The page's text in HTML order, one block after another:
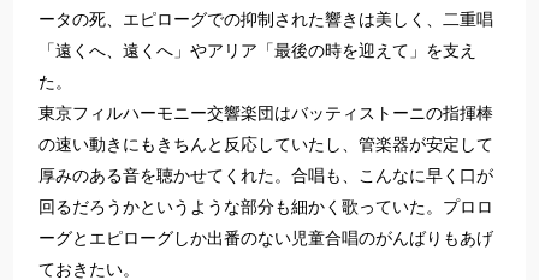
ータの死、エピローグでの抑制された響きは美しく、二重唱
「遠くへ、遠くへ」やアリア「最後の時を迎えて」を支え
た。
東京フィルハーモニー交響楽団はバッティストーニの指揮棒
の速い動きにもきちんと反応していたし、管楽器が安定して
厚みのある音を聴かせてくれた。合唱も、こんなに早く口が
回るだろうかというような部分も細かく歌っていた。プロロ
ーグとエピローグしか出番のない児童合唱のがんばりもあげ
ておきたい。